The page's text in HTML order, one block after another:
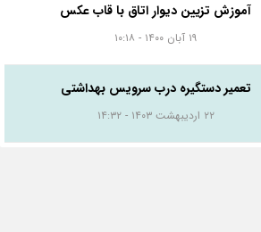
آموزش تزیین دیوار اتاق با قاب عکس
تعمیر دستگیره درب سرویس بهداشتی
۲۲ اردیبهشت ۱۴۰۳ - ۱۴:۳۲